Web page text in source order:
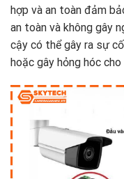
hợp và an toàn đảm
an toàn và không gây
cậy có thể gây ra sự
hoặc gây hỏng hóc cho